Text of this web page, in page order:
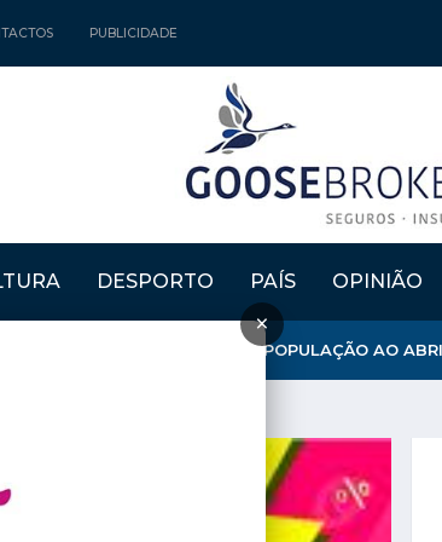
PUBLICIDADE
DESPORTO PAÍS OPINIÃO
×
APOSTA NA FIXAÇÃO DE POPULAÇÃO AO